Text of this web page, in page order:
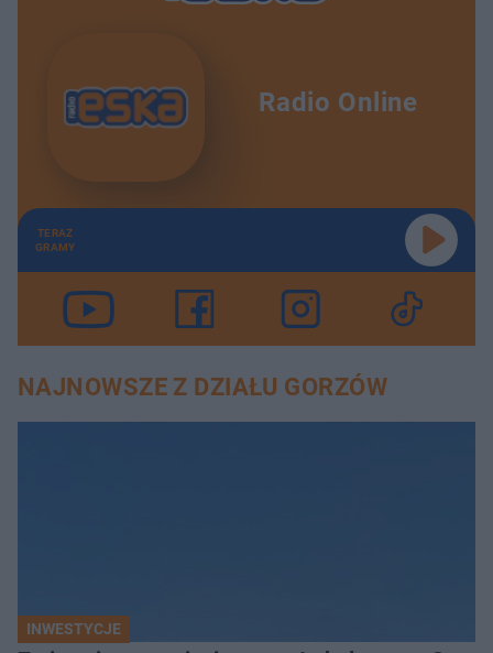
Radio Online
TERAZ
GRAMY
NAJNOWSZE Z DZIAŁU GORZÓW
INWESTYCJE